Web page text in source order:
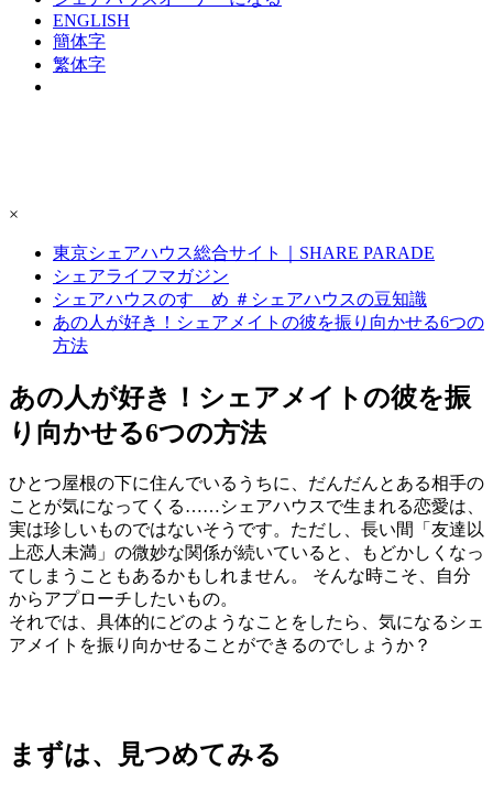
ENGLISH
簡体字
繁体字
×
東京シェアハウス総合サイト｜SHARE PARADE
シェアライフマガジン
シェアハウスのすゝめ ＃シェアハウスの豆知識
あの人が好き！シェアメイトの彼を振り向かせる6つの
方法
あの人が好き！シェアメイトの彼を振
り向かせる6つの方法
ひとつ屋根の下に住んでいるうちに、だんだんとある相手の
ことが気になってくる……シェアハウスで生まれる恋愛は、
実は珍しいものではないそうです。ただし、長い間「友達以
上恋人未満」の微妙な関係が続いていると、もどかしくなっ
てしまうこともあるかもしれません。 そんな時こそ、自分
からアプローチしたいもの。
それでは、具体的にどのようなことをしたら、気になるシェ
アメイトを振り向かせることができるのでしょうか？
まずは、見つめてみる